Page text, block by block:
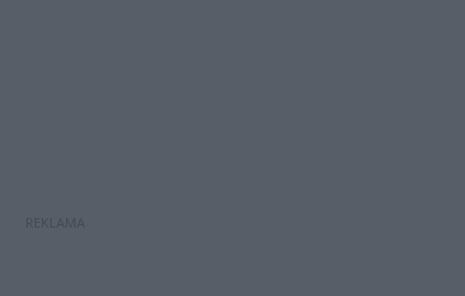
REKLAMA